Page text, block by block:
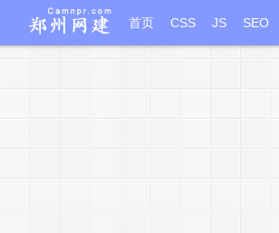
首页 CSS JS SEO